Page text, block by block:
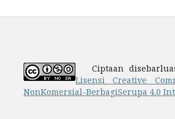
Ciptaan
Lisensi Creative
NonKomersial-BerbagiSerupa 4.0